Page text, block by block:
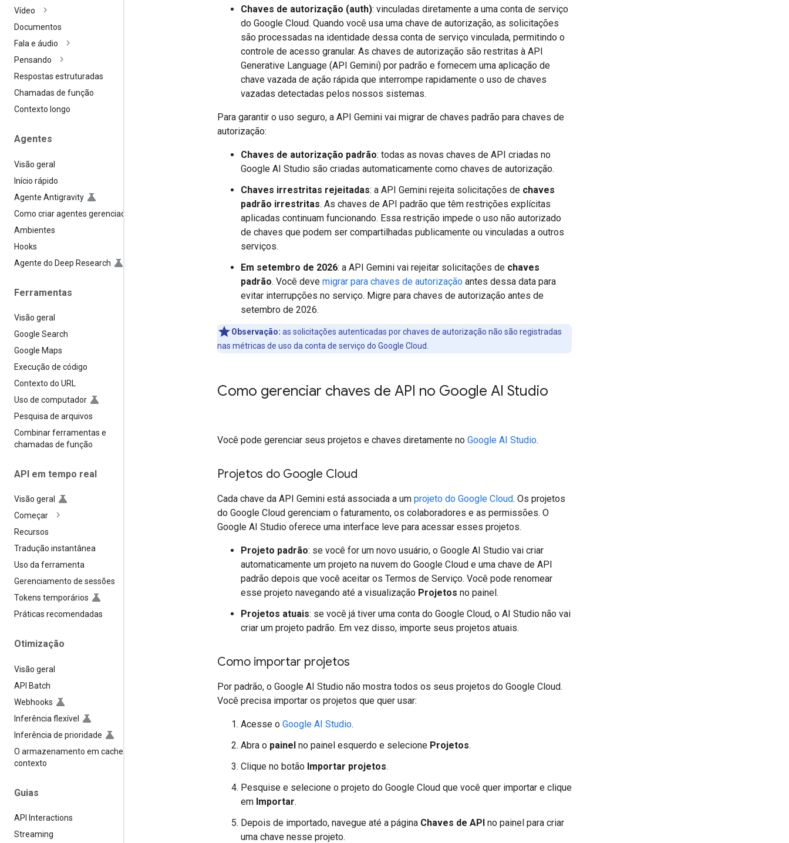
Vídeo
Documentos
Fala e áudio
Pensando
Respostas estruturadas
Chamadas de função
Contexto longo
Agentes
Visão geral
Início rápido
Agente Antigravity
Como criar agentes gerenciados
Ambientes
Hooks
Agente do Deep Research
Ferramentas
Visão geral
Google Search
Google Maps
Execução de código
Contexto do URL
Uso de computador
Pesquisa de arquivos
Combinar ferramentas e
chamadas de função
API em tempo real
Visão geral
Começar
Recursos
Tradução instantânea
Uso da ferramenta
Gerenciamento de sessões
Tokens temporários
Práticas recomendadas
Otimização
Visão geral
API Batch
Webhooks
Inferência flexível
Inferência de prioridade
O armazenamento em cache de
contexto
Guias
API Interactions
Streaming
Chaves de autorização (auth): vinculadas diretamente a uma conta de serviço
do Google Cloud. Quando você usa uma chave de autorização, as solicitações
são processadas na identidade dessa conta de serviço vinculada, permitindo o
controle de acesso granular. As chaves de autorização são restritas à API
Generative Language (API Gemini) por padrão e fornecem uma aplicação de
chave vazada de ação rápida que interrompe rapidamente o uso de chaves
vazadas detectadas pelos nossos sistemas.
Para garantir o uso seguro, a API Gemini vai migrar de chaves padrão para chaves de
autorização:
Chaves de autorização padrão: todas as novas chaves de API criadas no
Google AI Studio são criadas automaticamente como chaves de autorização.
Chaves irrestritas rejeitadas: a API Gemini rejeita solicitações de chaves
padrão irrestritas. As chaves de API padrão que têm restrições explícitas
aplicadas continuam funcionando. Essa restrição impede o uso não autorizado
de chaves que podem ser compartilhadas publicamente ou vinculadas a outros
serviços.
Em setembro de 2026: a API Gemini vai rejeitar solicitações de chaves
padrão. Você deve migrar para chaves de autorização antes dessa data para
evitar interrupções no serviço. Migre para chaves de autorização antes de
setembro de 2026.
Observação: as solicitações autenticadas por chaves de autorização não são registradas
nas métricas de uso da conta de serviço do Google Cloud.
Como gerenciar chaves de API no Google AI Studio
Você pode gerenciar seus projetos e chaves diretamente no Google AI Studio.
Projetos do Google Cloud
Cada chave da API Gemini está associada a um projeto do Google Cloud. Os projetos
do Google Cloud gerenciam o faturamento, os colaboradores e as permissões. O
Google AI Studio oferece uma interface leve para acessar esses projetos.
Projeto padrão: se você for um novo usuário, o Google AI Studio vai criar
automaticamente um projeto na nuvem do Google Cloud e uma chave de API
padrão depois que você aceitar os Termos de Serviço. Você pode renomear
esse projeto navegando até a visualização Projetos no painel.
Projetos atuais: se você já tiver uma conta do Google Cloud, o AI Studio não vai
criar um projeto padrão. Em vez disso, importe seus projetos atuais.
Como importar projetos
Por padrão, o Google AI Studio não mostra todos os seus projetos do Google Cloud.
Você precisa importar os projetos que quer usar:
Acesse o Google AI Studio.
Abra o painel no painel esquerdo e selecione Projetos.
Clique no botão Importar projetos.
Pesquise e selecione o projeto do Google Cloud que você quer importar e clique
em Importar.
Depois de importado, navegue até a página Chaves de API no painel para criar
uma chave nesse projeto.